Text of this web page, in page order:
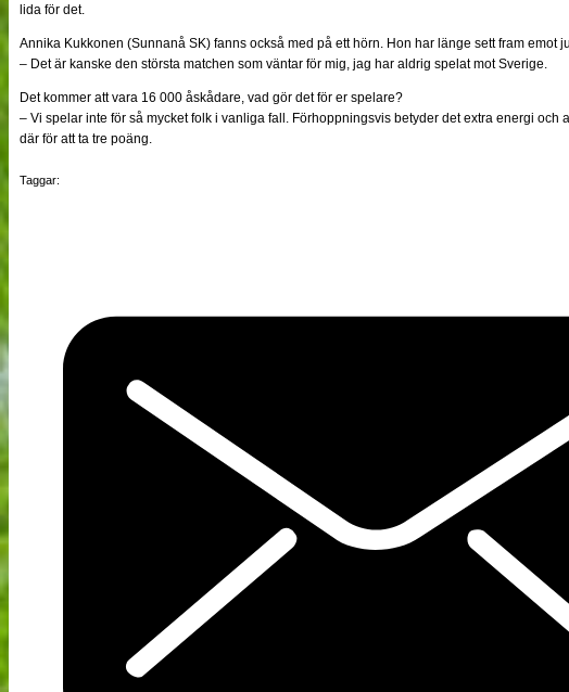
lida för det.
Annika Kukkonen (Sunnanå SK) fanns också med på ett hörn. Hon har länge sett fram emot
– Det är kanske den största matchen som väntar för mig, jag har aldrig spelat mot Sverige.
Det kommer att vara 16 000 åskådare, vad gör det för er spelare?
– Vi spelar inte för så mycket folk i vanliga fall. Förhoppningsvis betyder det extra energi och
där för att ta tre poäng.
Taggar: